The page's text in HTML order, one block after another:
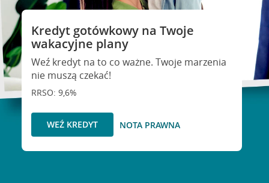
Kredyt gotówkowy na Twoje
wakacyjne plany
Weź kredyt na to co ważne. Twoje marzenia
nie muszą czekać!
RRSO: 9,6%
WEŹ KREDYT NOTA PRAWNA